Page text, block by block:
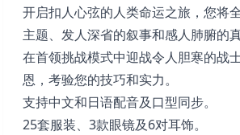
开启扣人心弦的人类命运之旅，您将
主题、发人深省的叙事和感人肺腑的
在首领挑战模式中迎战令人胆寒的战
恩，考验您的技巧和实力。
支持中文和日语配音及口型同步。
25套服装、3款眼镜及6对耳饰。